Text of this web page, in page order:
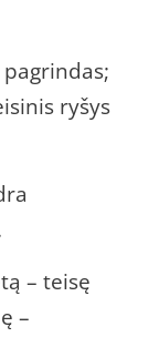
ryšys
– teisę
–